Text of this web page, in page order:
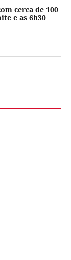
cerca de 100
e as 6h30